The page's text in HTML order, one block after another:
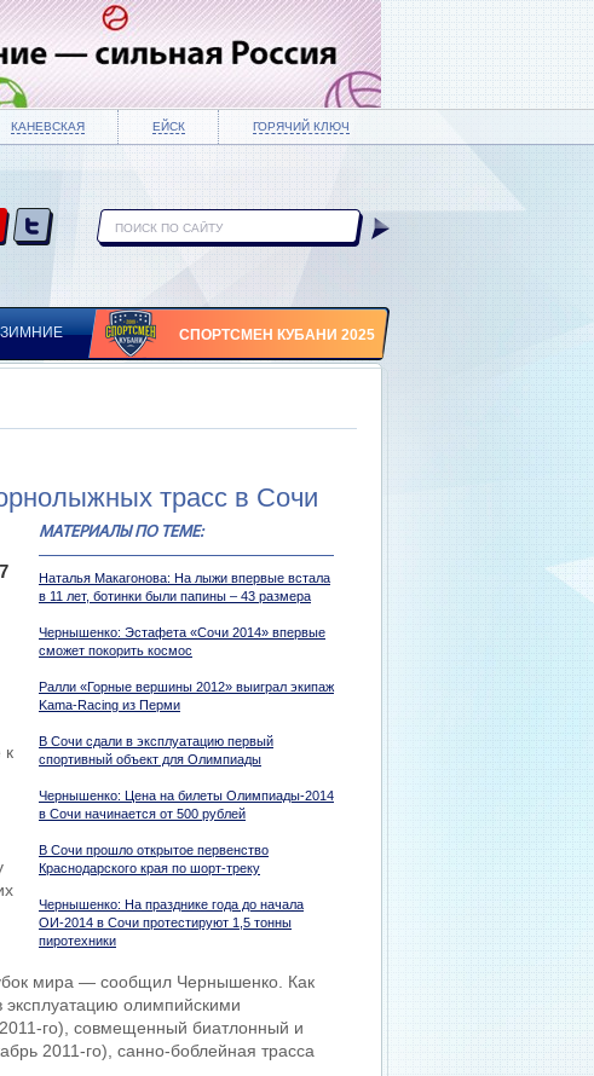
КАНЕВСКАЯ ЕЙСК ГОРЯЧИЙ КЛЮЧ
ЗИМНИЕ СПОРТСМЕН КУБАНИ 2025
трасс в Сочи
МАТЕРИАЛЫ ПО ТЕМЕ:
Наталья Макагонова: На лыжи впервые встала
в 11 лет, ботинки были папины – 43 размера
Чернышенко: Эстафета «Сочи 2014» впервые
сможет покорить космос
Ралли «Горные вершины 2012» выиграл экипаж
Kama-Racing из Перми
В Сочи сдали в эксплуатацию первый
спортивный объект для Олимпиады
Чернышенко: Цена на билеты Олимпиады-2014
в Сочи начинается от 500 рублей
В Сочи прошло открытое первенство
Краснодарского края по шорт-треку
Чернышенко: На празднике года до начала
ОИ-2014 в Сочи протестируют 1,5 тонны
пиротехники
к
мира — сообщил Чернышенко. Как
олимпийскими
го), совмещенный биатлонный и
2011-го), санно-боблейная трасса